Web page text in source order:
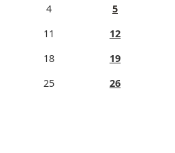
4 5
11 12
18 19
25 26